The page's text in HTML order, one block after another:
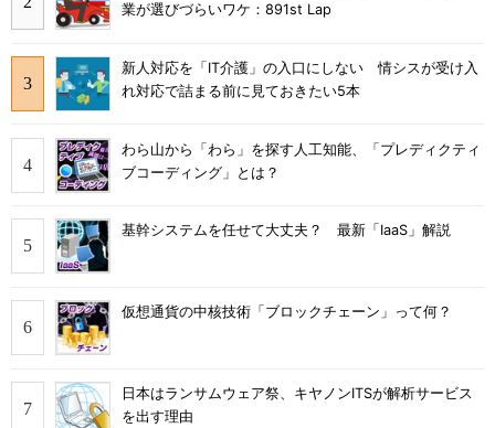
業が選びづらいワケ：891st Lap
新人対応を「IT介護」の入口にしない 情シスが受け入
れ対応で詰まる前に見ておきたい5本
わら山から「わら」を探す人工知能、「プレディクティ
ブコーディング」とは？
基幹システムを任せて大丈夫？ 最新「IaaS」解説
仮想通貨の中核技術「ブロックチェーン」って何？
日本はランサムウェア祭、キヤノンITSが解析サービス
を出す理由